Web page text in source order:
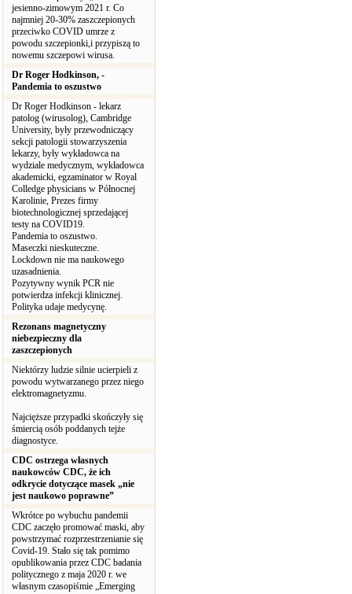
jesienno-zimowym 2021 r. Co
najmniej 20-30% zaszczepionych
przeciwko COVID umrze z
powodu szczepionki,i przypiszą to
nowemu szczepowi wirusa.
Dr Roger Hodkinson, -
Pandemia to oszustwo
Dr Roger Hodkinson - lekarz
patolog (wirusolog), Cambridge
University, były przewodniczący
sekcji patologii stowarzyszenia
lekarzy, były wykładowca na
wydziale medycznym, wykładowca
akademicki, egzaminator w Royal
Colledge physicians w Północnej
Karolinie, Prezes firmy
biotechnologicznej sprzedającej
testy na COVID19.
Pandemia to oszustwo.
Maseczki nieskuteczne.
Lockdown nie ma naukowego
uzasadnienia.
Pozytywny wynik PCR nie
potwierdza infekcji klinicznej.
Polityka udaje medycynę.
Rezonans magnetyczny
niebezpieczny dla
zaszczepionych
Niektórzy ludzie silnie ucierpieli z
powodu wytwarzanego przez niego
elektromagnetyzmu.
Najcięższe przypadki skończyły się
śmiercią osób poddanych tejże
diagnostyce.
CDC ostrzega własnych
naukowców CDC, że ich
odkrycie dotyczące masek „nie
jest naukowo poprawne”
Wkrótce po wybuchu pandemii
CDC zaczęło promować maski, aby
powstrzymać rozprzestrzenianie się
Covid-19. Stało się tak pomimo
opublikowania przez CDC badania
politycznego z maja 2020 r. we
własnym czasopiśmie „Emerging